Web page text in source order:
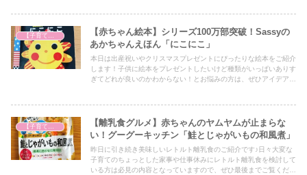
【赤ちゃん絵本】シリーズ100万部突破！Sassyの
あかちゃんえほん「にこにこ」
本日は出産祝いやクリスマスプレゼントにぴったりな絵本をご紹介
します！子供に絵本をプレゼントしたいけど種類がいっぱいありす
ぎてどれが良いのかわからない！とお悩みの方は、ぜひアイデアの
【離乳食グルメ】赤ちゃんのヤムヤムが止まらな
い！グーグーキッチン「鮭とじゃがいもの和風煮」
昨日に引き続き美味しいレトルト離乳食のご紹介です♪日々大変な
子育てのちょっとした家事や仕事休みにレトルト離乳食を検討して
いる方は必見の内容となっていますので、ぜひ最後までご覧くださ